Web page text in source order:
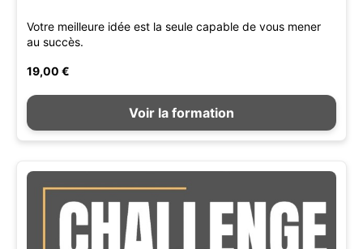
Votre meilleure idée est la seule capable de vous mener
au succès.
19,00 €
Voir la formation